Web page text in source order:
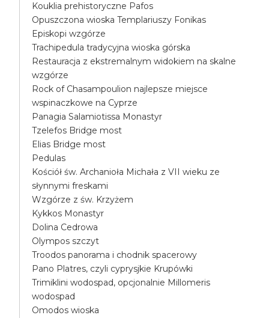
Kouklia prehistoryczne Pafos
Opuszczona wioska Templariuszy Fonikas
Episkopi wzgórze
Trachipedula tradycyjna wioska górska
Restauracja z ekstremalnym widokiem na skalne
wzgórze
Rock of Chasampoulion najlepsze miejsce
wspinaczkowe na Cyprze
Panagia Salamiotissa Monastyr
Tzelefos Bridge most
Elias Bridge most
Pedulas
Kościół św. Archanioła Michała z VII wieku ze
słynnymi freskami
Wzgórze z św. Krzyżem
Kykkos Monastyr
Dolina Cedrowa
Olympos szczyt
Troodos panorama i chodnik spacerowy
Pano Platres, czyli cyprysjkie Krupówki
Trimiklini wodospad, opcjonalnie Millomeris
wodospad
Omodos wioska